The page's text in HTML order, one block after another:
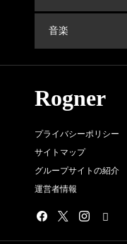
音楽
Rogner
プライバシーポリシー
サイトマップ
グループサイトの紹介
運営者情報